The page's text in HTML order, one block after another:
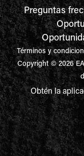
Preguntas
Términos y
Copyright © 2026
Obtén la